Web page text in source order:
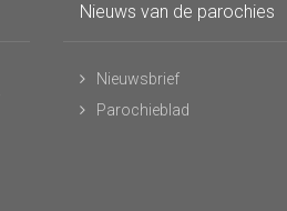
Nieuws van de parochies
Nieuwsbrief
Parochieblad